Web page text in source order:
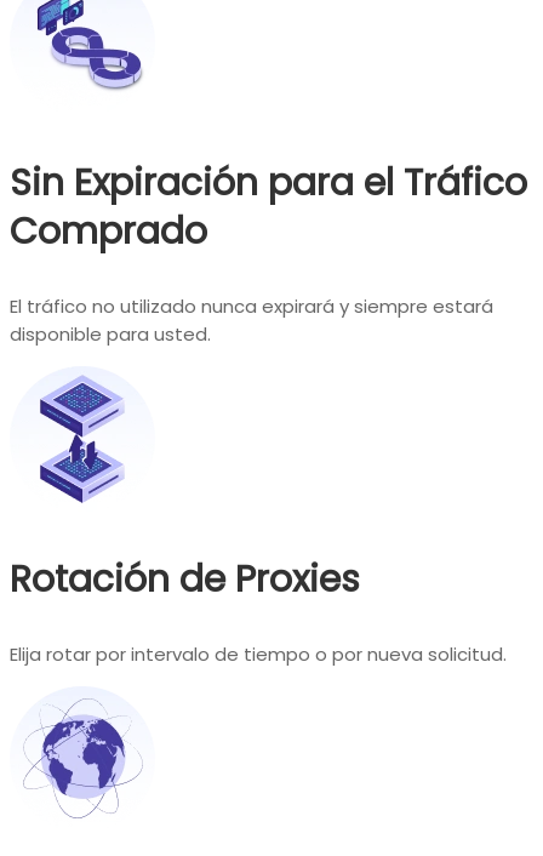
Sin Expiración para el Tráfico
Comprado
El tráfico no utilizado nunca expirará y siempre estará
disponible para usted.
Rotación de Proxies
Elija rotar por intervalo de tiempo o por nueva solicitud.